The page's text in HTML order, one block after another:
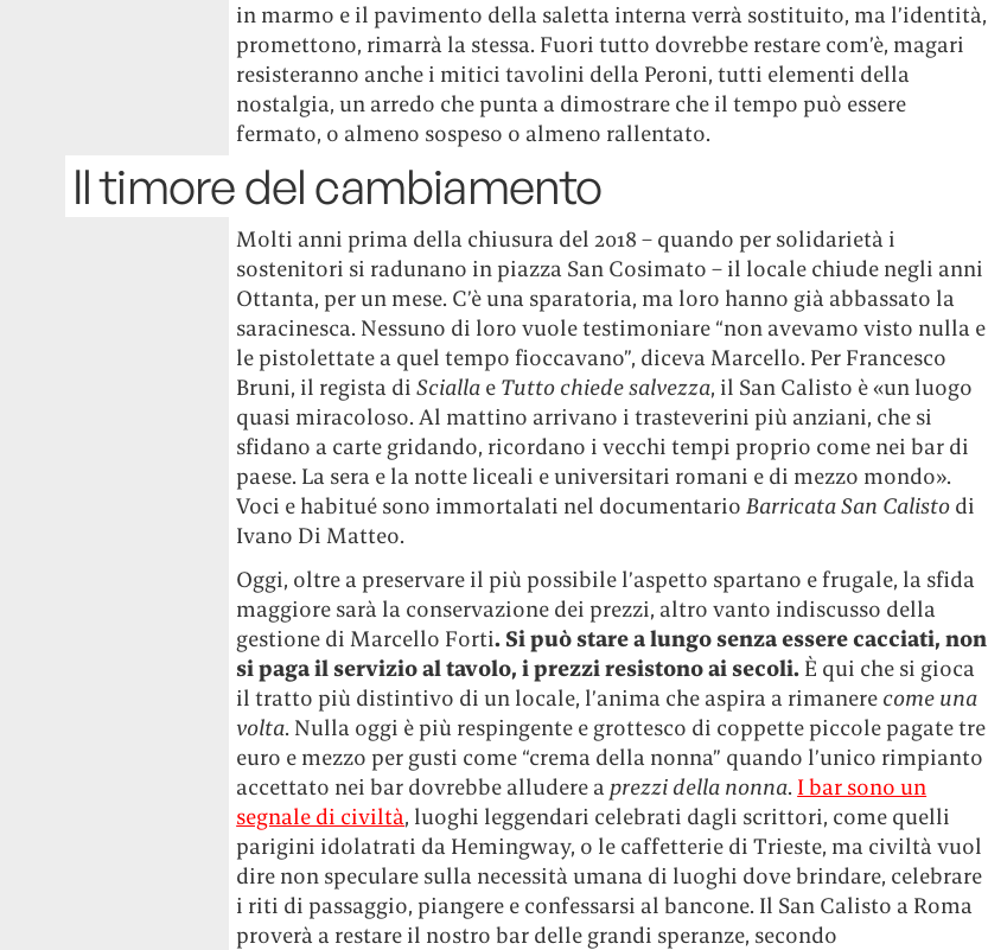
in marmo e il pavimento della saletta interna verrà sostituito, ma l’identità,
promettono, rimarrà la stessa. Fuori tutto dovrebbe restare com’è, magari
resisteranno anche i mitici tavolini della Peroni, tutti elementi della
nostalgia, un arredo che punta a dimostrare che il tempo può essere
fermato, o almeno sospeso o almeno rallentato.
Il timore del cambiamento
Molti anni prima della chiusura del 2018 – quando per solidarietà i
sostenitori si radunano in piazza San Cosimato – il locale chiude negli anni
Ottanta, per un mese. C’è una sparatoria, ma loro hanno già abbassato la
saracinesca. Nessuno di loro vuole testimoniare “non avevamo visto nulla e
le pistolettate a quel tempo fioccavano”, diceva Marcello. Per Francesco
Bruni, il regista diScialla e Tutto chiede salvezza, il San Calisto è «un luogo
quasi miracoloso. Al mattino arrivano i trasteverini più anziani, che si
sfidano a carte gridando, ricordano i vecchi tempi proprio come nei bar di
paese. La sera e la notte liceali e universitari romani e di mezzo mondo».
Voci e habitué sono immortalati nel documentarioBarricata San Calisto di
Ivano Di Matteo.
Oggi, oltre a preservare il più possibile l’aspetto spartano e frugale, la sfida
maggiore sarà la conservazione dei prezzi, altro vanto indiscusso della
gestione di Marcello Forti. Si può stare a lungo senza essere cacciati, non
si paga il servizio al tavolo, i prezzi resistono ai secoli. È qui che si gioca
il tratto più distintivo di un locale, l’anima che aspira a rimanere come una
volta. Nulla oggi è più respingente e grottesco di coppette piccole pagate tre
euro e mezzo per gusti come “crema della nonna” quando l’unico rimpianto
accettato nei bar dovrebbe alludere a prezzi della nonna. I bar sono un
segnale di civiltà, luoghi leggendari celebrati dagli scrittori, come quelli
parigini idolatrati da Hemingway, o le caffetterie di Trieste, ma civiltà vuol
dire non speculare sulla necessità umana di luoghi dove brindare, celebrare
i riti di passaggio, piangere e confessarsi al bancone. Il San Calisto a Roma
proverà a restare il nostro bar delle grandi speranze, secondo